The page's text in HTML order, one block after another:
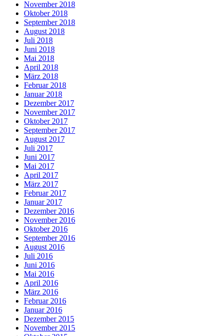
November 2018
Oktober 2018
September 2018
August 2018
Juli 2018
Juni 2018
Mai 2018
April 2018
März 2018
Februar 2018
Januar 2018
Dezember 2017
November 2017
Oktober 2017
September 2017
August 2017
Juli 2017
Juni 2017
Mai 2017
April 2017
März 2017
Februar 2017
Januar 2017
Dezember 2016
November 2016
Oktober 2016
September 2016
August 2016
Juli 2016
Juni 2016
Mai 2016
April 2016
März 2016
Februar 2016
Januar 2016
Dezember 2015
November 2015